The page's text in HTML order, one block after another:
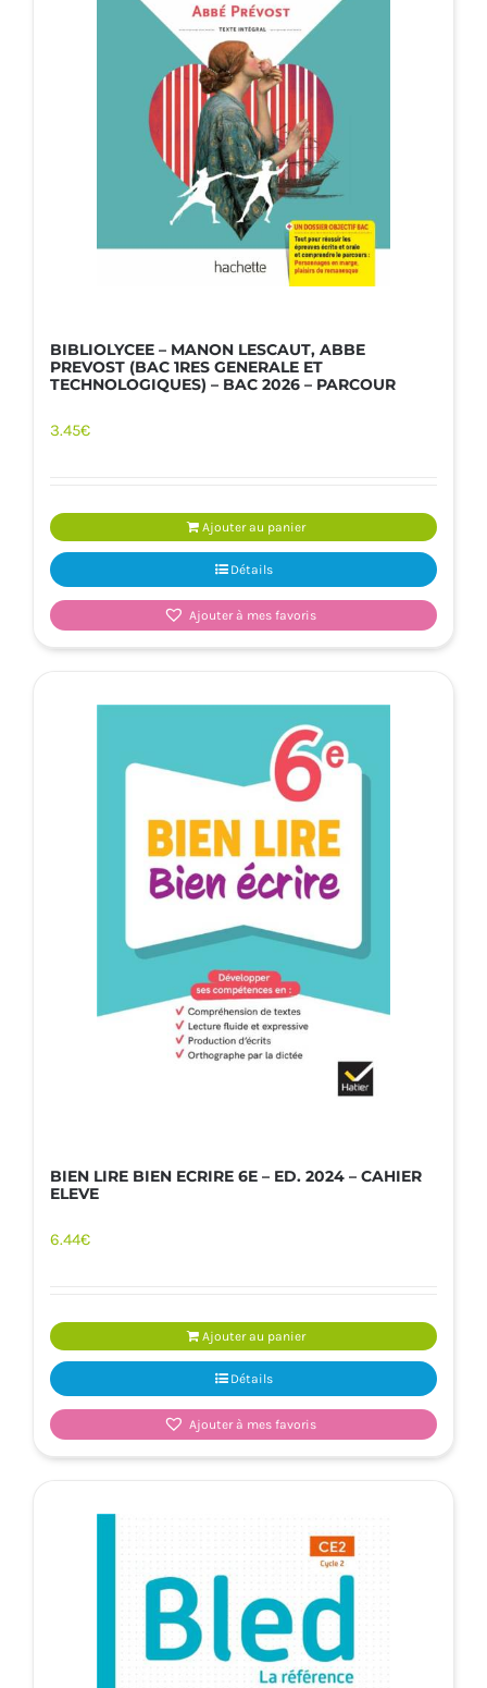
BIBLIOLYCEE – MANON LESCAUT, ABBE
PREVOST (BAC 1RES GENERALE ET
TECHNOLOGIQUES) – BAC 2026 – PARCOUR
3.45€
Ajouter au panier
Détails
Ajouter à mes favoris
BIEN LIRE BIEN ECRIRE 6E – ED. 2024 – CAHIER
ELEVE
6.44€
Ajouter au panier
Détails
Ajouter à mes favoris